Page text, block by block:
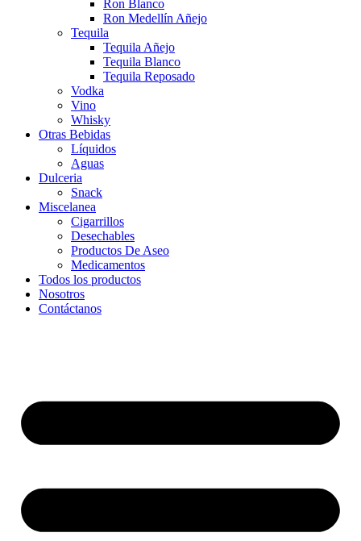
Ron Blanco
Ron Medellín Añejo
Tequila
Tequila Añejo
Tequila Blanco
Tequila Reposado
Vodka
Vino
Whisky
Otras Bebidas
Líquidos
Aguas
Dulceria
Snack
Miscelanea
Cigarrillos
Desechables
Productos De Aseo
Medicamentos
Todos los productos
Nosotros
Contáctanos